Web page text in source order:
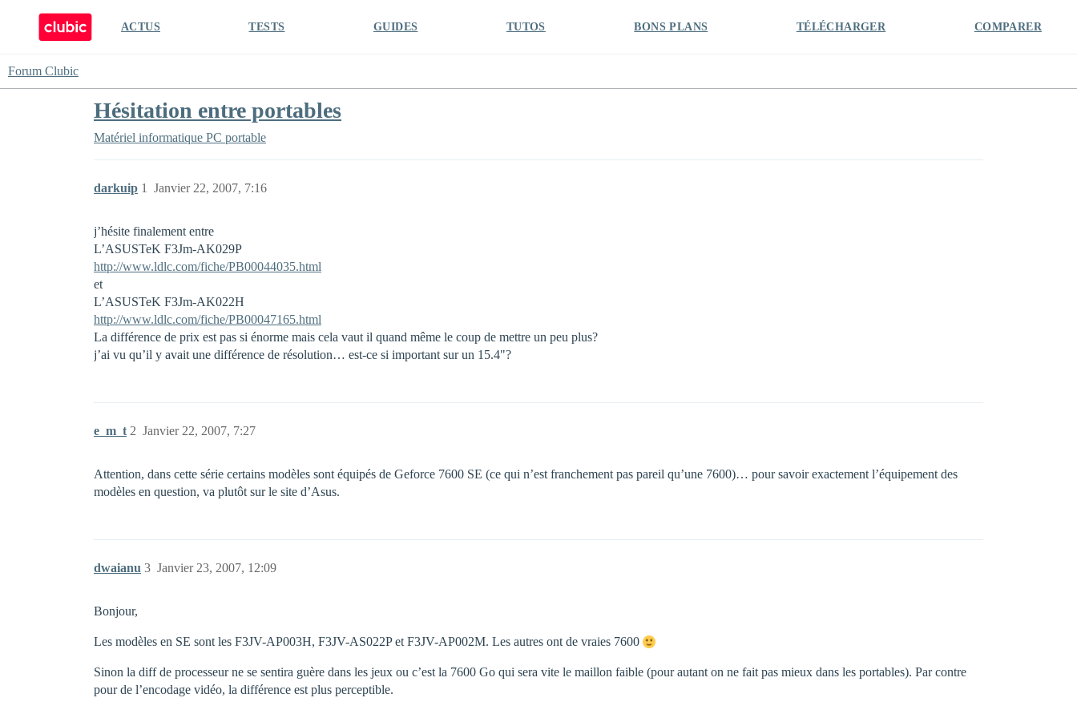
ACTUS TESTS GUIDES TUTOS BONS PLANS TÉLÉCHARGER COMPARER
Forum Clubic
Hésitation entre portables
Matériel informatique PC portable
darkuip Janvier 22, 2007, 7:16
1
j’hésite finalement entre
L’ASUSTeK F3Jm-AK029P
http://www.ldlc.com/fiche/PB00044035.html
et
L’ASUSTeK F3Jm-AK022H
http://www.ldlc.com/fiche/PB00047165.html
La différence de prix est pas si énorme mais cela vaut il quand même le coup de mettre un peu plus?
j’ai vu qu’il y avait une différence de résolution… est-ce si important sur un 15.4"?
e_m_t Janvier 22, 2007, 7:27
2
Attention, dans cette série certains modèles sont équipés de Geforce 7600 SE (ce qui n’est franchement pas pareil qu’une 7600)… pour savoir exactement l’équipement des
modèles en question, va plutôt sur le site d’Asus.
dwaianu Janvier 23, 2007, 12:09
3
Bonjour,
Les modèles en SE sont les F3JV-AP003H, F3JV-AS022P et F3JV-AP002M. Les autres ont de vraies 7600
Sinon la diff de processeur ne se sentira guère dans les jeux ou c’est la 7600 Go qui sera vite le maillon faible (pour autant on ne fait pas mieux dans les portables). Par contre
pour de l’encodage vidéo, la différence est plus perceptible.